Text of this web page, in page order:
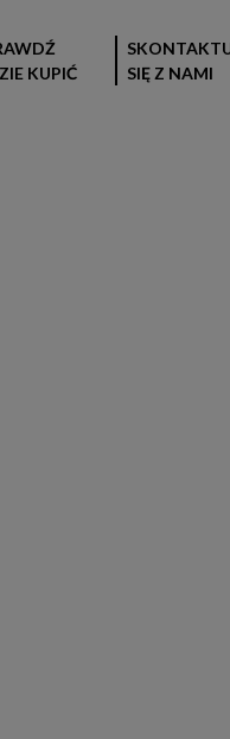
KUPIĆ
SIĘ Z NAMI